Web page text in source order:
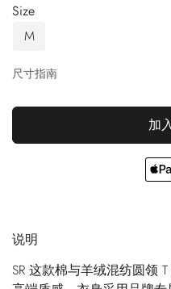
Size
M
尺寸指南
加
说明
SR 这款棉与羊绒混纺圆领